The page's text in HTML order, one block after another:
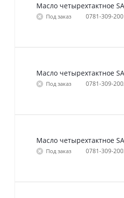
Масло четырехтактное
Под заказ 0781-309-
Масло четырехтактное
Под заказ 0781-309-
Масло четырехтактное
Под заказ 0781-309-